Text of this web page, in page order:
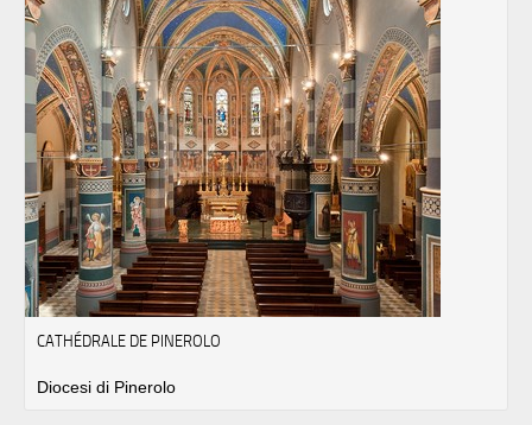
CATHÉDRALE DE PINEROLO
Diocesi di Pinerolo